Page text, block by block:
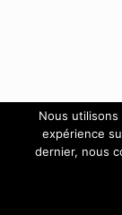
Nous
expérience
dernier, nous